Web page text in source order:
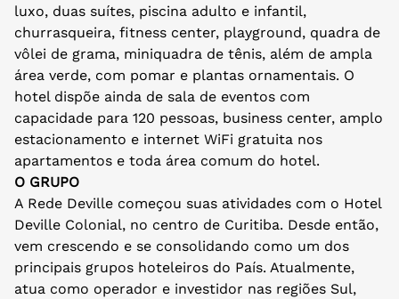
luxo, duas suítes, piscina adulto e infantil,
churrasqueira, fitness center, playground, quadra de
vôlei de grama, miniquadra de tênis, além de ampla
área verde, com pomar e plantas ornamentais. O
hotel dispõe ainda de sala de eventos com
capacidade para 120 pessoas, business center, amplo
estacionamento e internet WiFi gratuita nos
apartamentos e toda área comum do hotel.
O GRUPO
A Rede Deville começou suas atividades com o Hotel
Deville Colonial, no centro de Curitiba. Desde então,
vem crescendo e se consolidando como um dos
principais grupos hoteleiros do País. Atualmente,
atua como operador e investidor nas regiões Sul,